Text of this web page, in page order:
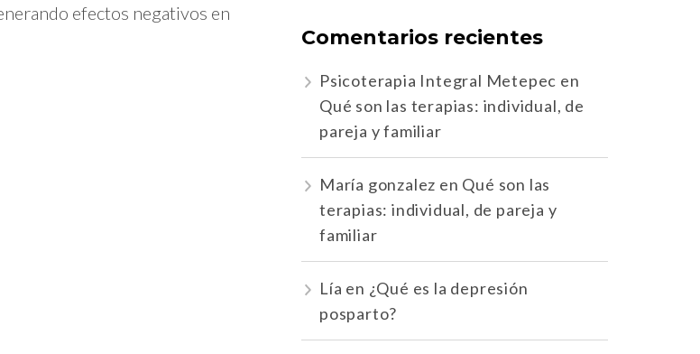
efectos negativos en
Comentarios recientes
Psicoterapia Integral Metepec en
Qué son las terapias: individual, de
pareja y familiar
María gonzalez en Qué son las
terapias: individual, de pareja y
familiar
Lía en ¿Qué es la depresión
posparto?